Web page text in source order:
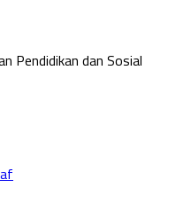
Pendidikan dan Sosial